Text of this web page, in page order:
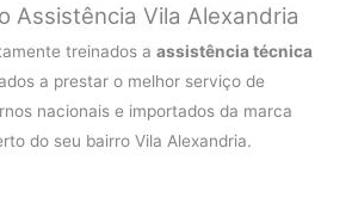
Assistência Vila Alexandria
treinados aassistência técnica
a prestar o melhor serviço de
nacionais e importados da marca
do seu bairro Vila Alexandria.